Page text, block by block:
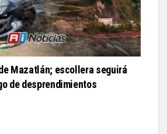
Mazatlán; escollera seguirá
de desprendimientos